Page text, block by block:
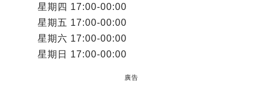
星期四 17:00-00:00
星期五 17:00-00:00
星期六 17:00-00:00
星期日 17:00-00:00
廣告